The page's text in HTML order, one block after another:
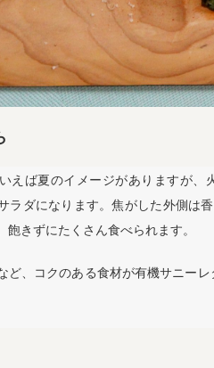
えば夏のイメージがありますが、
ラダになります。焦がした外側は
飽きずにたくさん食べられます。
ど、コクのある食材が有機サニーレ